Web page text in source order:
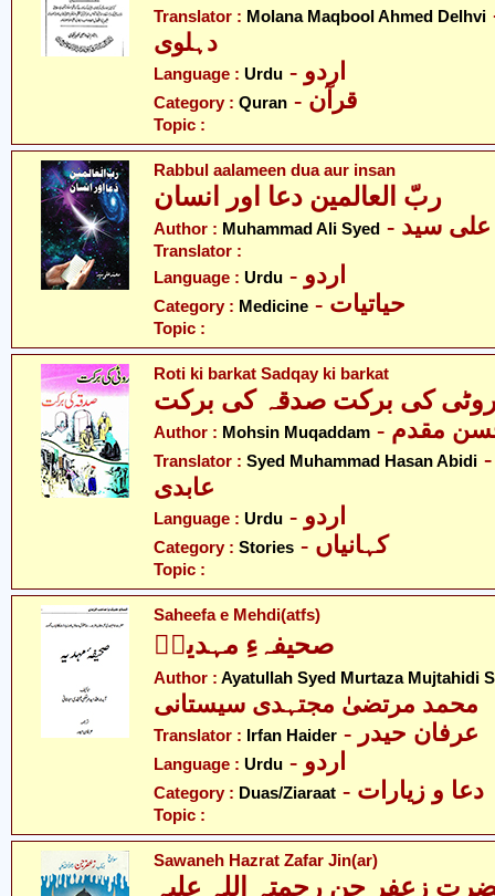
Translator : Molana Maqbool Ahmed Delhvi
دہلوی
Language : Urdu - اردو
Category : Quran - قرآن
Topic :
Rabbul aalameen dua aur insan
ربّ العالمین دعا اور انسان
Author : Muhammad Ali Syed علی سید
Translator :
Language : Urdu - اردو
Category : Medicine - حیاتیات
Topic :
Roti ki barkat Sadqay ki barkat
کی برکت صدقہ کی برکت
Author : Mohsin Muqaddam مقدم
Translator : Syed Muhammad Hasan Abidi حسن
عابدی
Language : Urdu - اردو
Category : Stories - کہانیاں
Topic :
Saheefa e Mehdi(atfs)
صحیفہءِ مہدیہؑ
Author : Ayatullah Syed Murtaza Mujtahidi
محمد مرتضیٰ مجتہدی سیستانی
Translator : Irfan Haider - عرفان حیدر
Language : Urdu - اردو
Category : Duas/Ziaraat - دعا و زیارات
Topic :
Sawaneh Hazrat Zafar Jin(ar)
زعفر جن رحمتہ اللہ علیہ